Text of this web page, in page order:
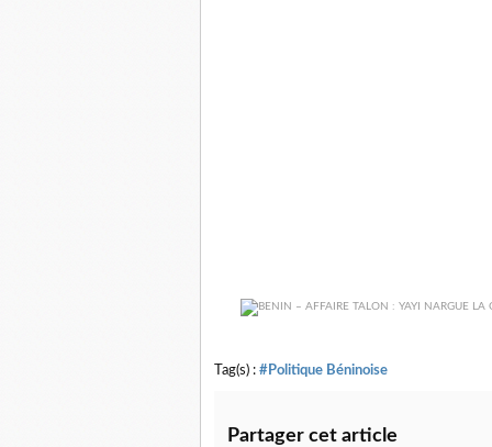
Tag(s) : #Politique Béninoise
Partager cet article